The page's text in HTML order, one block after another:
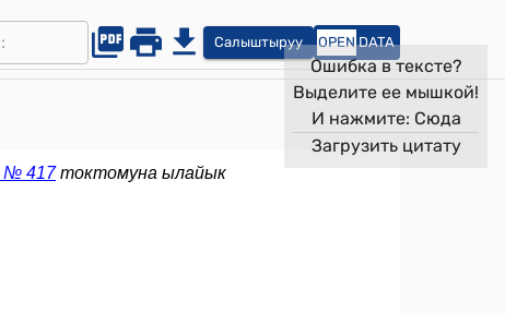
Салыштыруу OPEN DATA
Ошибка в тексте?
Выделите ее мышкой!
И нажмите: Сюда
Загрузить цитату